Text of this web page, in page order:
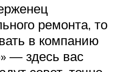
ремонта, то
в компанию
— здесь вас